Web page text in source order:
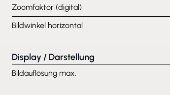
Zoomfaktor (digital)
Bildwinkel horizontal
Display / Darstellung
Bildauflösung max.